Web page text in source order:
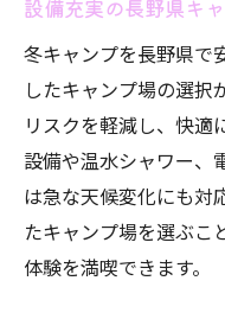
設備充実の長野県キ
冬キャンプを長野県で
したキャンプ場の選択
リスクを軽減し、快適
設備や温水シャワー、
は急な天候変化にも対
たキャンプ場を選ぶこ
体験を満喫できます。